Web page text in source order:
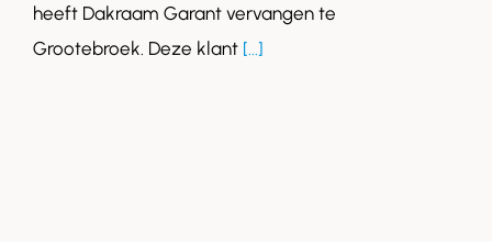
heeft Dakraam Garant vervangen te
Grootebroek. Deze klant [...]